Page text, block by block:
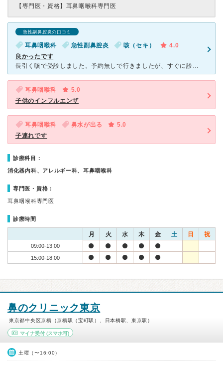
【専門医・資格】 耳鼻咽喉科専門医
急性副鼻腔炎の口コミ
耳鼻咽喉科 急性副鼻腔炎 咳（セキ）
4.0
良かったです
長引く咳で受診しました。予約無しで行きましたが、すぐに診てもらえました。レントゲンや内視鏡などで、丁寧に診てもらえました。現在の状態や処方してくれる薬の説明もしっかりとしてくれました。全体的に迅速で待
耳鼻咽喉科
5.0
子供のインフルエンザ
耳鼻咽喉科 鼻水が出る
5.0
子連れです
診療科目：
消化器内科、アレルギー科、耳鼻咽喉科
専門医・資格：
耳鼻咽喉科専門医
診療時間
月 火 水 木 金 土 日 祝
09:00-13:00
15:00-18:00
鼻のクリニック東京
東京都中央区京橋（京橋駅（宝町駅）、日本橋駅、東京駅）
マイナ受付 (スマホ可)
土曜（〜16:00）